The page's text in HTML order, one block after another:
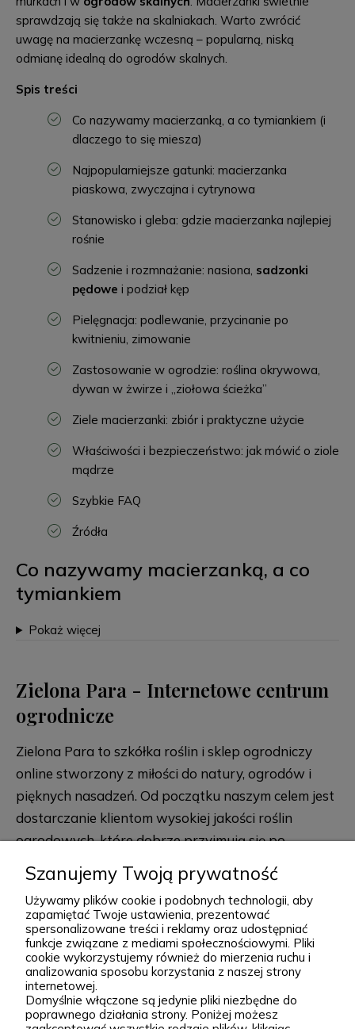
sprawdzają się także na skalniakach. Warto zwrócić
uwagę na macierzankę wczesną – popularną, niską
odmianę idealną do ogrodów skalnych.
Spis treści
Co nazywamy macierzanką, a co tymiankiem (i
dlaczego to się miesza)
Najpopularniejsze gatunki: macierzanka
piaskowa, zwyczajna i cytrynowa
Stanowisko i gleba: gdzie macierzanka najlepiej
rośnie
Sadzenie i rozmnażanie: nasiona, sadzonki
pędowe i podział kęp
Pielęgnacja: podlewanie, przycinanie po
kwitnieniu, zimowanie
Zastosowanie w ogrodzie: roślina okrywowa,
dywan w żwirze i „ziołowa ścieżka”
Ziele macierzanki: zbiór i praktyczne użycie
Właściwości i bezpieczeństwo: jak mówić o ziole
mądrze
Szybkie FAQ
Źródła
Co nazywamy macierzanką, a co
tymiankiem
Pokaż więcej
Zielona Para - Internetowe centrum
ogrodnicze
Zielona Para to szkółka roślin i sklep ogrodniczy
online stworzony z miłości do natury, ogrodów i
pięknych nasadzeń. Od początku naszym celem jest
dostarczanie klientom wysokiej jakości roślin
ogrodowych, które dobrze przyjmują się po
rabaty, skalniaki, ogrody naturalistyczne oraz
większe kompozycje krajobrazowe. Za Zieloną Parą
stoją Wiktor i Klaudia, którzy z dużą starannością
dobierają każdą odmianę dostępną w naszej
ofercie. W sprzedaży znajdziesz zarówno
sprawdzone, klasyczne gatunki, jak i ciekawsze,
bardziej unikatowe krzewy ozdobne, drzewa, byliny
rozwiń więcej
Podgórna 9, 97-565 Brudzice
+48 793 037 145
kontakt@zielonapara.pl
Szanujemy Twoją prywatność
Używamy plików cookie i podobnych technologii, aby
zapamiętać Twoje ustawienia, prezentować
spersonalizowane treści i reklamy oraz udostępniać
funkcje związane z mediami społecznościowymi. Pliki
cookie wykorzystujemy również do mierzenia ruchu i
analizowania sposobu korzystania z naszej strony
internetowej.
Domyślnie włączone są jedynie pliki niezbędne do
poprawnego działania strony. Poniżej możesz